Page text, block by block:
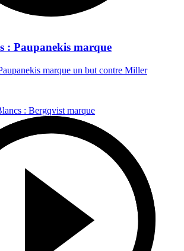
: Paupanekis marque
marque un but contre Miller